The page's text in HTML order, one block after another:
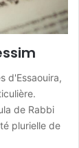
d'Essaouira,
de Rabbi
plurielle de